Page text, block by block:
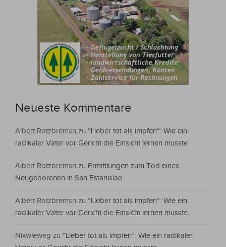
Neueste Kommentare
Albert Rotzbremsn zu “Lieber tot als impfen“: Wie ein
radikaler Vater vor Gericht die Einsicht lernen musste
Albert Rotzbremsn zu Ermittlungen zum Tod eines
Neugeborenen in San Estanislao
Albert Rotzbremsn zu “Lieber tot als impfen“: Wie ein
radikaler Vater vor Gericht die Einsicht lernen musste
Nixwieweg zu “Lieber tot als impfen“: Wie ein radikaler